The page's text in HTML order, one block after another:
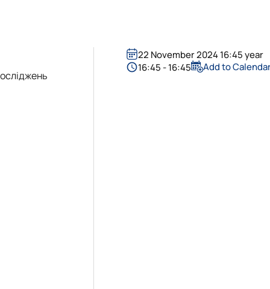
діяльності"
22 November 2024 16:45 year
16:45 - 16:45
Add to